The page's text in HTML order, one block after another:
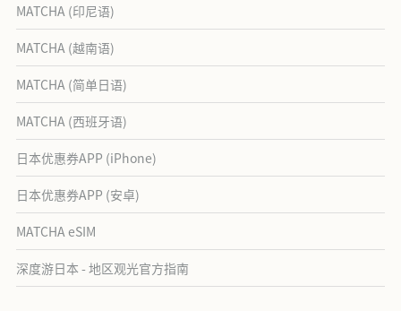
MATCHA (印尼语)
MATCHA (越南语)
MATCHA (简单日语)
MATCHA (西班牙语)
日本优惠券APP (iPhone)
日本优惠券APP (安卓)
MATCHA eSIM
深度游日本 - 地区观光官方指南